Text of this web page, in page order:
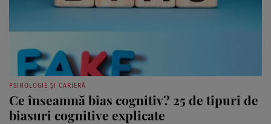
PSIHOLOGIE ȘI CARIERĂ
Ce înseamnă bias cognitiv? 25 de tipuri de
biasuri cognitive explicate